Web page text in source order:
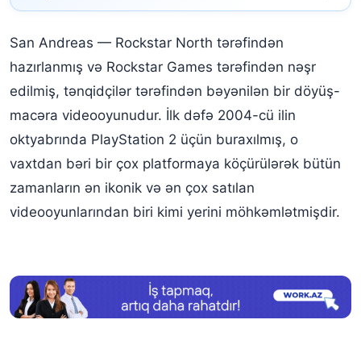
Oynanış və Yeniliklər
Tənqidi və Kommersiya Uğuru
"Hot Coffee" Mübahisəsi
GTA: SAN ANDREAS OYUNUNUN KODLARI
San Andreas — Rockstar North tərəfindən
hazırlanmış və Rockstar Games tərəfindən nəşr
edilmiş, tənqidçilər tərəfindən bəyənilən bir döyüş-
macəra videooyunudur. İlk dəfə 2004-cü ilin
oktyabrında PlayStation 2 üçün buraxılmış, o
vaxtdan bəri bir çox platformaya köçürülərək bütün
zamanların ən ikonik və ən çox satılan
videooyunlarından biri kimi yerini möhkəmlətmişdir.